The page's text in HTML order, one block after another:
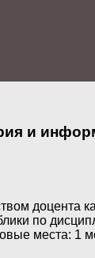
и
доцента
по
места: